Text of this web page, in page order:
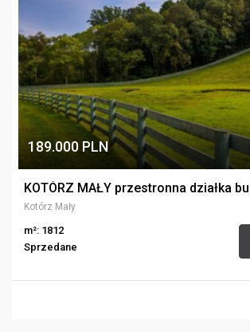
189.000 PLN
KOTÓRZ MAŁY przestronna działka
Kotórz Mały
m²: 1812
Sprzedane